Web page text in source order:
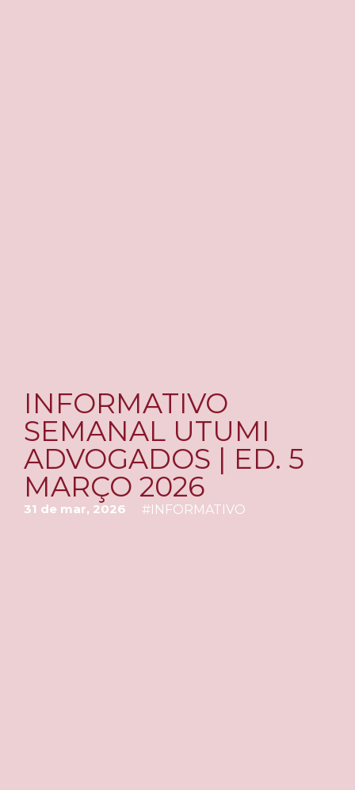
INFORMATIVO
SEMANAL UTUMI
ADVOGADOS | ED. 5
MARÇO 2026
31 de mar, 2026 # INFORMATIVO